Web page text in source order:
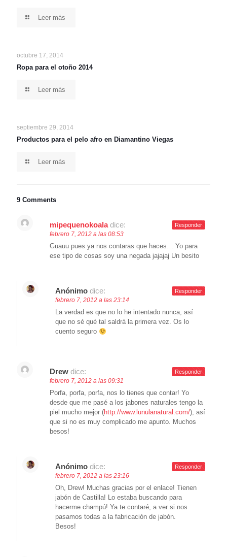
Leer más
octubre 17, 2014
Ropa para el otoño 2014
Leer más
septiembre 29, 2014
Productos para el pelo afro en Diamantino Viegas
Leer más
9 Comments
mipequenokoala dice:
febrero 7, 2012 a las 08:53
Guauu pues ya nos contaras que haces… Yo para
ese tipo de cosas soy una negada jajajaj Un besito
Responder
Anónimo dice:
febrero 7, 2012 a las 23:14
La verdad es que no lo he intentado nunca, así
que no sé qué tal saldrá la primera vez. Os lo
cuento seguro
Responder
Drew dice:
febrero 7, 2012 a las 09:31
Porfa, porfa, porfa, nos lo tienes que contar! Yo
desde que me pasé a los jabones naturales tengo la
piel mucho mejor (http://www.lunulanatural.com/), así
que si no es muy complicado me apunto. Muchos
besos!
Responder
Anónimo dice:
febrero 7, 2012 a las 23:16
Oh, Drew! Muchas gracias por el enlace! Tienen
jabón de Castilla! Lo estaba buscando para
hacerme champú! Ya te contaré, a ver si nos
pasamos todas a la fabricación de jabón.
Besos!
Responder